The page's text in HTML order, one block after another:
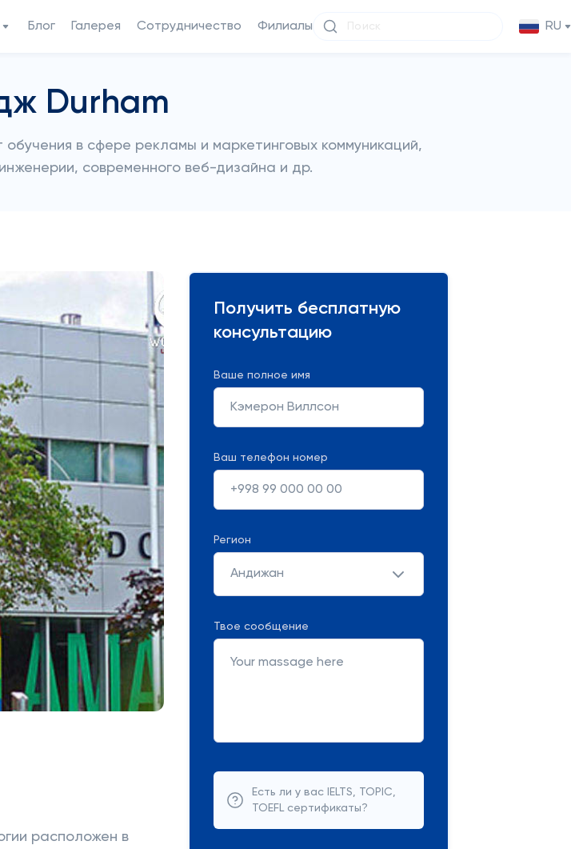
Блог Галерея Сотрудничество Филиалы RU
Durham
в сфере рекламы и маркетинговых коммуникаций,
современного веб-дизайна и др.
расположен в
Получить бесплатную
консультацию
Ваше полное имя
Ваш телефон номер
Регион
Андижан
Твое сообщение
Есть ли у вас IELTS, TOPIC,
TOEFL сертификаты?